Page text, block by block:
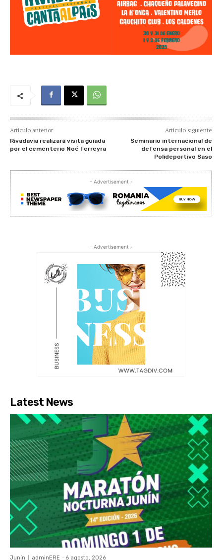
Artículo anterior
Rivadavia realizará visita guiada
por el cementerio Noé Ferreyra
Artículo siguiente
Seminario internacional de
defensa personal en el
Polideportivo Saso
- Advertisement -
- Advertisement -
Latest News
Junín adminERE - 6 agosto, 2026